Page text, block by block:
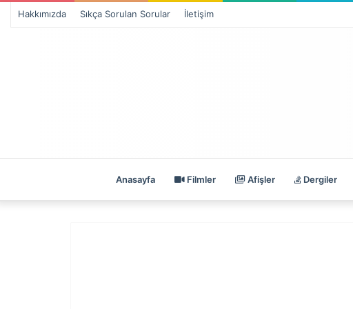
Hakkımızda Sıkça Sorulan Sorular İletişim
Anasayfa Filmler Afişler Dergiler